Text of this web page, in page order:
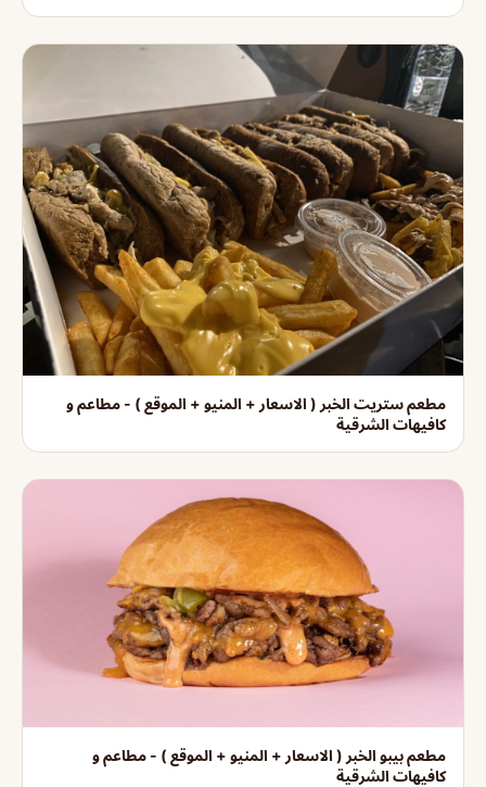
مطعم ستريت الخبر ( الاسعار + المنيو + الموقع ) - مطاعم و
كافيهات الشرقية
مطعم بيبو الخبر ( الاسعار + المنيو + الموقع ) - مطاعم و
كافيهات الشرقية